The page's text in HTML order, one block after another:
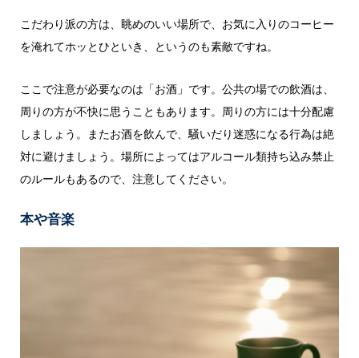
こだわり派の方は、眺めのいい場所で、お気に入りのコーヒー
を淹れてホッとひといき、というのも素敵ですね。
ここで注意が必要なのは「お酒」です。公共の場での飲酒は、
周りの方が不快に思うこともあります。周りの方には十分配慮
しましょう。またお酒を飲んで、騒いだり迷惑になる行為は絶
対に避けましょう。場所によってはアルコール類持ち込み禁止
のルールもあるので、注意してください。
本や音楽